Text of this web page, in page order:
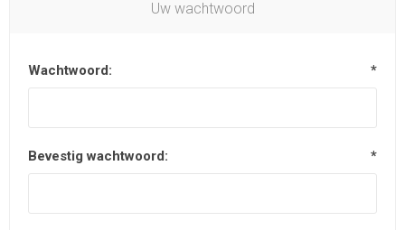
Uw wachtwoord
Wachtwoord: *
Bevestig wachtwoord: *